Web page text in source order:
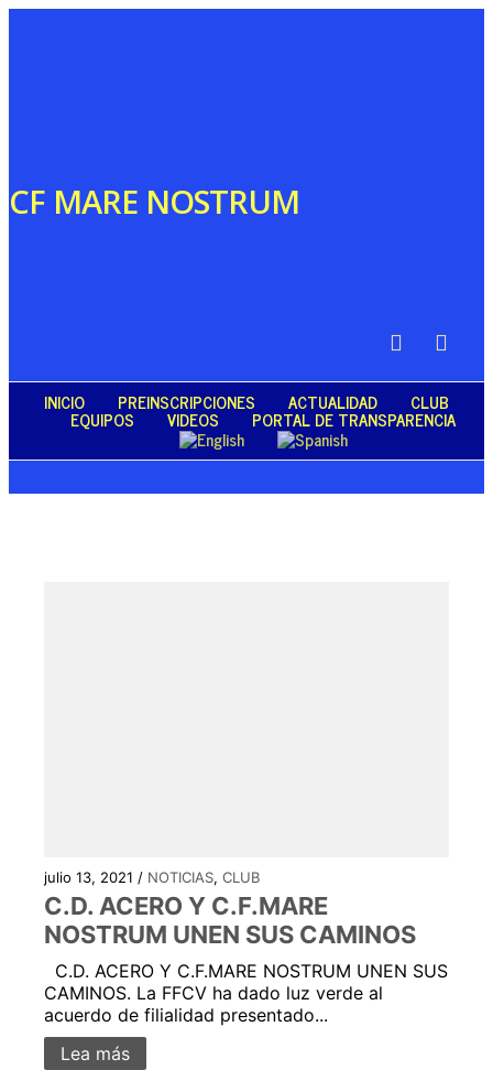
CF MARE NOSTRUM
INICIO PREINSCRIPCIONES ACTUALIDAD CLUB
EQUIPOS VIDEOS PORTAL DE TRANSPARENCIA
julio 13, 2021 / NOTICIAS,CLUB
C.D. ACERO Y C.F.MARE
NOSTRUM UNEN SUS CAMINOS
C.D. ACERO Y C.F.MARE NOSTRUM UNEN SUS
CAMINOS. La FFCV ha dado luz verde al
acuerdo de filialidad presentado...
Lea más